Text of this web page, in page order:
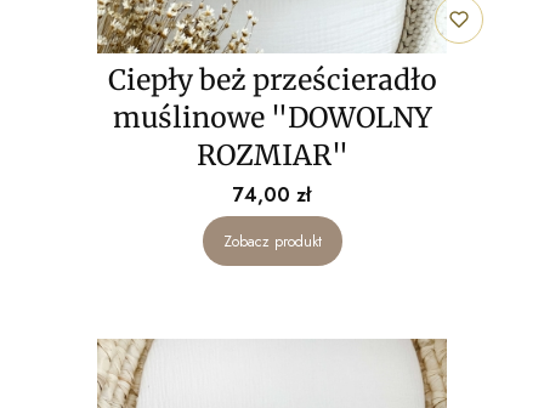
Ciepły beż prześcieradło
muślinowe "DOWOLNY
ROZMIAR"
Cena
74,00 zł
Zobacz produkt